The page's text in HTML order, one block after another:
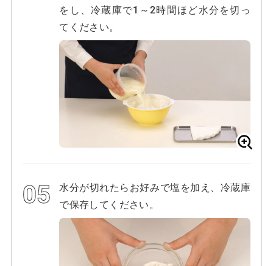
をし、冷蔵庫で1～2時間ほど水分を切っ
てください。
水分が切れたらお好みで塩を加え、冷蔵庫
で保存してください。